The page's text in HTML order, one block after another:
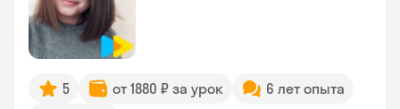
5 от 1880 ₽ за урок
6 лет опыта